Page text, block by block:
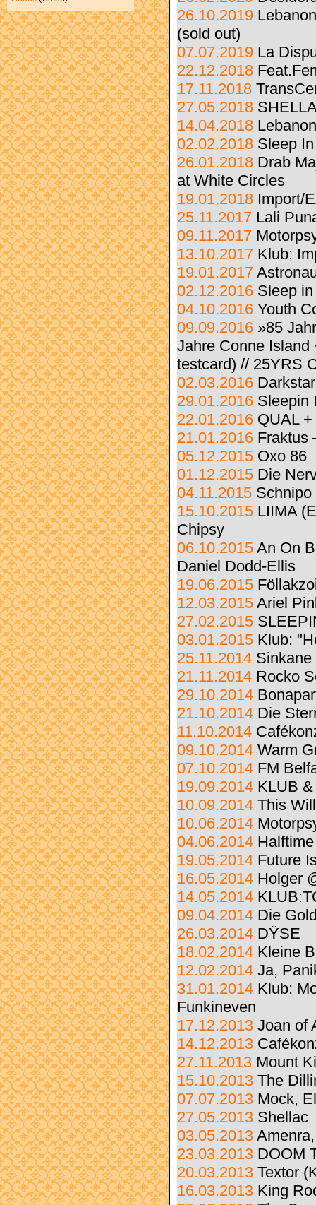
26.10.2019
(sold out)
07.07.2019 La
22.12.2018
17.11.2018
27.05.2018
14.04.2018
02.02.2018 Sleep
26.01.2018 Drab
at White Circles
19.01.2018 Import/
25.11.2017 Lali
09.11.2017
13.10.2017 Klub:
19.01.2017
02.12.2016 Sleep
04.10.2016 Youth
09.09.2016 »85
Jahre Conne Island
testcard) // 25YRS
02.03.2016
29.01.2016 Sleepin
22.01.2016 QUAL
21.01.2016 Fraktus
05.12.2015 Oxo 86
01.12.2015 Die
04.11.2015
15.10.2015 LIIMA
Chipsy
06.10.2015 An On
Daniel Dodd-Ellis
19.06.2015
12.03.2015 Ariel
27.02.2015
03.01.2015 Klub:
25.11.2014 Sinkane
21.11.2014 Rocko
29.10.2014
21.10.2014 Die
11.10.2014
09.10.2014 Warm
07.10.2014 FM
19.09.2014 KLUB
10.09.2014 This
10.06.2014
04.06.2014 Halftime
19.05.2014 Future
16.05.2014 Holger
14.05.2014
09.04.2014 Die
26.03.2014 DŸSE
18.02.2014 Kleine
12.02.2014 Ja,
31.01.2014 Klub:
Funkineven
17.12.2013 Joan of
14.12.2013
27.11.2013 Mount
15.10.2013 The
07.07.2013 Mock,
27.05.2013 Shellac
03.05.2013
23.03.2013 DOOM
20.03.2013 Textor
16.03.2013 King